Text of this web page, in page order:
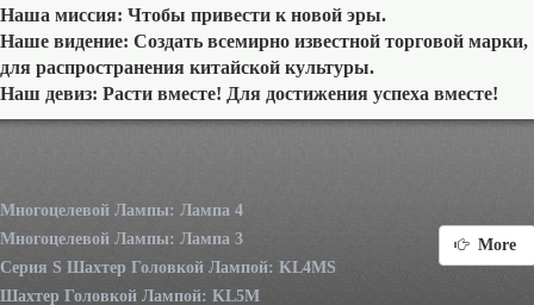
Наша миссия: Чтобы привести к новой эры.
Наше видение: Создать всемирно известной торговой марки,
для распространения китайской культуры.
Наш девиз: Расти вместе! Для достижения успеха вместе!
Многоцелевой Лампы: Лампа 4
Многоцелевой Лампы: Лампа 3
More
Серия S Шахтер Головкой Лампой: KL4MS
Шахтер Головкой Лампой: KL5M